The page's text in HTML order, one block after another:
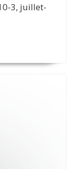
3, juillet-